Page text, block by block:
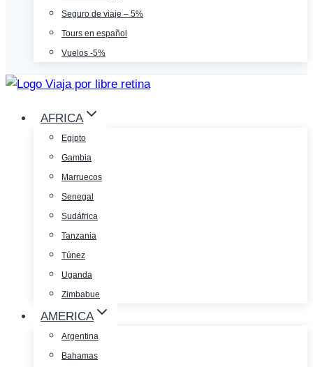
Seguro de viaje – 5%
Tours en español
Vuelos -5%
AFRICA
Egipto
Gambia
Marruecos
Senegal
Sudáfrica
Tanzania
Túnez
Uganda
Zimbabue
AMERICA
Argentina
Bahamas